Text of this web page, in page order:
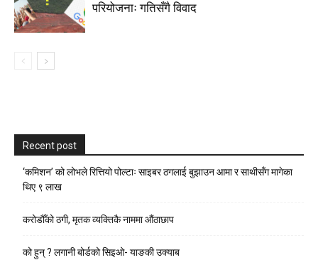
परियोजनाः गतिसँगै विवाद
Recent post
‘कमिशन’ को लोभले रित्तियो पोल्टाः साइबर ठगलाई बुझाउन आमा र साथीसँग मागेका
थिए ९ लाख
करोडौँको ठगी, मृतक व्यक्तिकै नाममा औंठाछाप
को हुन् ? लगानी बोर्डको सिइओ- याङकी उक्याब